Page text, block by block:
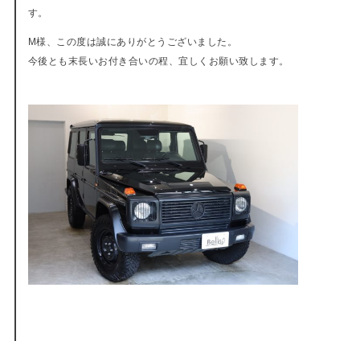
す。
M様、この度は誠にありがとうございました。
今後とも末長いお付き合いの程、宜しくお願い致します。